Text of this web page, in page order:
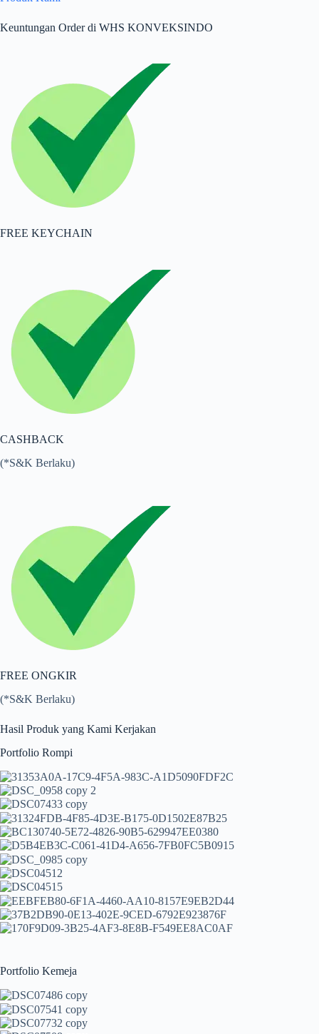
Keuntungan Order di WHS KONVEKSINDO
FREE KEYCHAIN
CASHBACK
(*S&K Berlaku)
FREE ONGKIR
(*S&K Berlaku)
Hasil Produk yang Kami Kerjakan
Portfolio Rompi
Portfolio Kemeja